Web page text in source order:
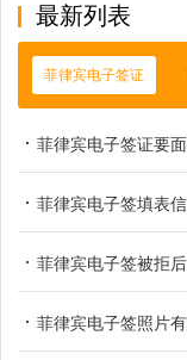
最新列表
菲律宾电子签证
菲律宾电子签证要
菲律宾电子签填表信
菲律宾电子签被拒
菲律宾电子签照片